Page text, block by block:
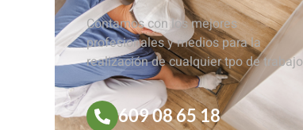
Contamos con los mejores
profesionales y medios para la
realización de cualquier tpo de trabajo
609 08 65 18